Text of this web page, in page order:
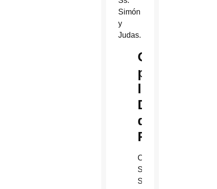
Simón
y
Judas.
para
la
Diócesis
de
Phoenix
Catedral
Ss.
Simón